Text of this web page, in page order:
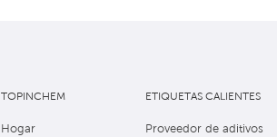
TOPINCHEM
Hogar
ETIQUETAS CALIENTES
Proveedor de aditivos